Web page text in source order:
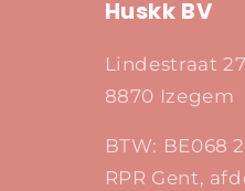
Huskk BV
Lindestraat 27
8870 Izegem
BTW: BE068
RPR Gent,